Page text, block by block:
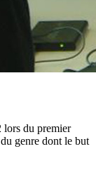
lors du premier
genre dont le but